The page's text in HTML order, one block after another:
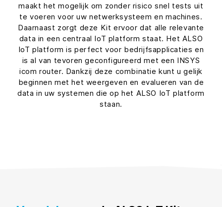
maakt het mogelijk om zonder risico snel tests uit
te voeren voor uw netwerksysteem en machines.
Daarnaast zorgt deze Kit ervoor dat alle relevante
data in een centraal IoT platform staat. Het ALSO
IoT platform is perfect voor bedrijfsapplicaties en
is al van tevoren geconfigureerd met een INSYS
icom router. Dankzij deze combinatie kunt u gelijk
beginnen met het weergeven en evalueren van de
data in uw systemen die op het ALSO IoT platform
staan.